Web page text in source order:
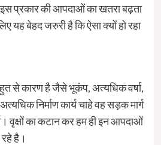
इस प्रकार की आपदाओं का खतरा बढ़ता
यह बेहद जरुरी है कि ऐसा क्यों हो रहा
से कारण है जैसे भूकंप, अत्यधिक वर्षा,
निर्माण कार्य चाहे वह सड़क मार्ग
वृक्षों का कटान कर हम ही इन आपदाओं
है।